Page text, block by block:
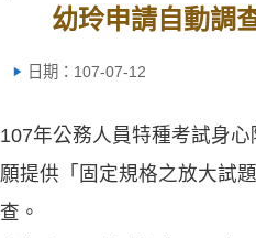
幼玲申請自動調
日期：107-07-12
107年公務人員特種考試身
願提供「固定規格之放大試
查。